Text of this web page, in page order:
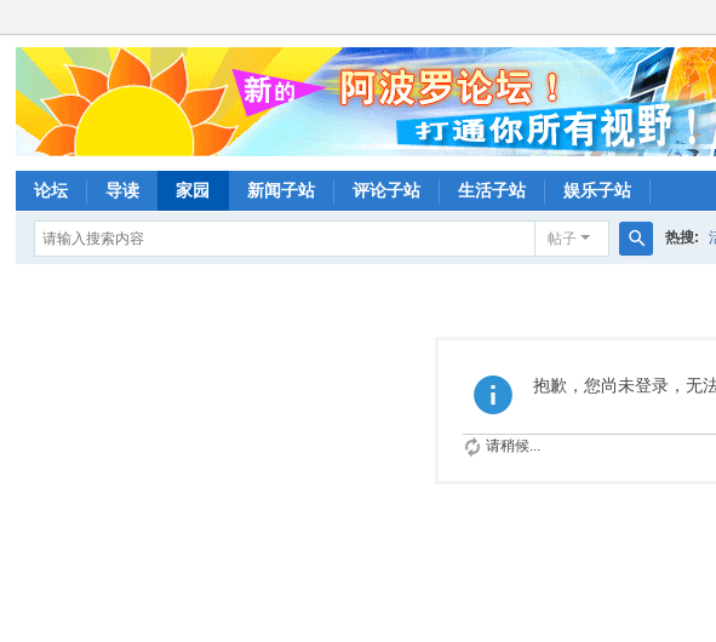
论坛 导读 家园 新闻子站 评论子站 生活子站 娱乐子站
帖子 热搜:
抱歉，您尚未登录，无
请稍候...